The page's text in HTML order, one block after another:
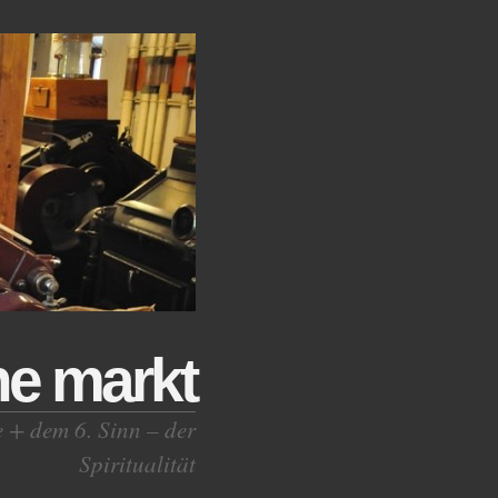
markt
+ dem 6. Sinn – der
Spiritualität